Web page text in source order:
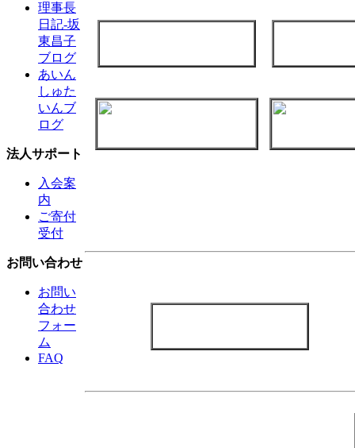
理事長
日記-坂
東昌子
ブログ
あいん
しゅた
いんブ
ログ
法人サポート
入会案
内
ご寄付
受付
お問い合わせ
お問い
合わせ
フォー
ム
FAQ